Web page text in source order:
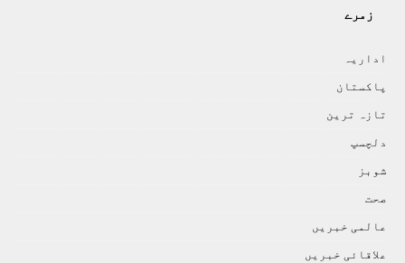
زمرے
اداريہ
پاکستان
تازہ ترين
دلچسپ
شوبز
صحت
عالمی خبريں
علاقائی خبريں